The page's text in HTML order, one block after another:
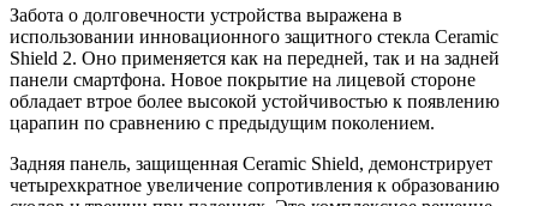
Забота о долговечности устройства выражена в
использовании инновационного защитного стекла Ceramic
Shield 2. Оно применяется как на передней, так и на задней
панели смартфона. Новое покрытие на лицевой стороне
обладает втрое более высокой устойчивостью к появлению
царапин по сравнению с предыдущим поколением.
Задняя панель, защищенная Ceramic Shield, демонстрирует
четырехкратное увеличение сопротивления к образованию